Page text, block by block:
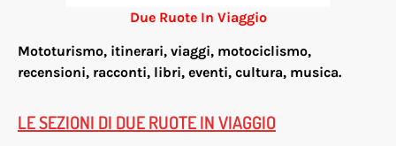
Due Ruote In Viaggio
Mototurismo, itinerari, viaggi, motociclismo,
recensioni, racconti, libri, eventi, cultura, musica.
LE SEZIONI DI DUE RUOTE IN VIAGGIO